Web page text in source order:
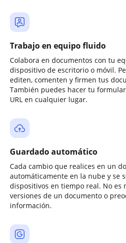
Trabajo en equipo fluido
Colabora en documentos con tu
dispositivo de escritorio o móvil.
editen, comenten y firmen tus
También puedes hacer tu
URL en cualquier lugar.
Guardado automático
Cada cambio que realices en un
automáticamente en la nube y se
dispositivos en tiempo real. No es
versiones de un documento o
información.